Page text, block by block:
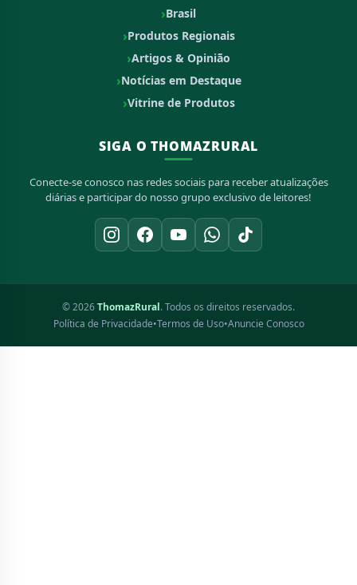
Brasil
Produtos Regionais
Artigos & Opinião
Notícias em Destaque
Vitrine de Produtos
SIGA O THOMAZRURAL
Conecte-se conosco nas redes sociais para receber atualizações
diárias e participar do nosso grupo exclusivo de leitores!
© 2026ThomazRural. Todos os direitos reservados.
Política de Privacidade•Termos de Uso•Anuncie Conosco